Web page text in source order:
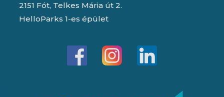
2151 Fót, Telkes Mária út 2.
HelloParks 1-es épület